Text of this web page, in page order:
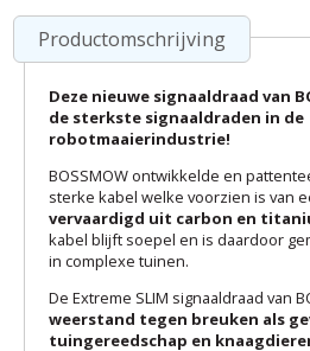
Productomschrijving
Deze nieuwe signaaldraad van
de sterkste signaaldraden in de
robotmaaierindustrie!
BOSSMOW ontwikkelde en
sterke kabel welke voorzien is van
vervaardigd uit carbon en
kabel blijft soepel en is daardoor
in complexe tuinen.
De Extreme SLIM signaaldraad van
weerstand tegen breuken als
tuingereedschap en